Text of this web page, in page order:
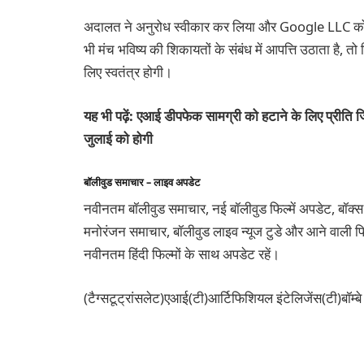
अदालत ने अनुरोध स्वीकार कर लिया और Google LLC
भी मंच भविष्य की शिकायतों के संबंध में आपत्ति उठाता है,
लिए स्वतंत्र होगी।
यह भी पढ़ें: एआई डीपफेक सामग्री को हटाने के लिए प्रीति
जुलाई को होगी
बॉलीवुड समाचार – लाइव अपडेट
नवीनतम बॉलीवुड समाचार, नई बॉलीवुड फिल्में अपडेट,
मनोरंजन समाचार, बॉलीवुड लाइव न्यूज टुडे और आने वाली
नवीनतम हिंदी फिल्मों के साथ अपडेट रहें।
(टैग्सटूट्रांसलेट)एआई(टी)आर्टिफिशियल इंटेलिजेंस(टी)बॉम्बे